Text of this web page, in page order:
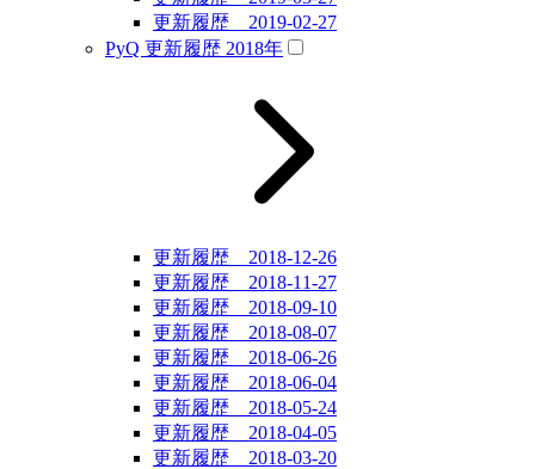
更新履歴 2019-02-27
PyQ 更新履歴 2018年
更新履歴 2018-12-26
更新履歴 2018-11-27
更新履歴 2018-09-10
更新履歴 2018-08-07
更新履歴 2018-06-26
更新履歴 2018-06-04
更新履歴 2018-05-24
更新履歴 2018-04-05
更新履歴 2018-03-20